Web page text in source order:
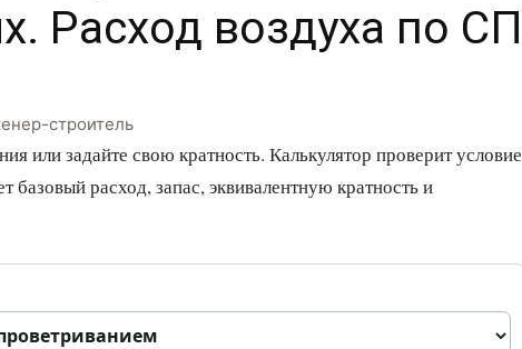
Расход воздуха по СП
строитель
или задайте свою кратность. Калькулятор проверит условие
базовый расход, запас, эквивалентную кратность и